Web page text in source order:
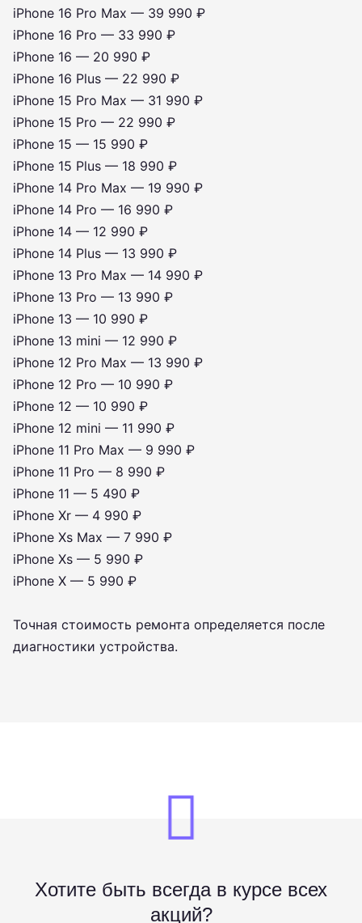
iPhone 16 Pro Max — 39 990 ₽
iPhone 16 Pro — 33 990 ₽
iPhone 16 — 20 990 ₽
iPhone 16 Plus — 22 990 ₽
iPhone 15 Pro Max — 31 990 ₽
iPhone 15 Pro — 22 990 ₽
iPhone 15 — 15 990 ₽
iPhone 15 Plus — 18 990 ₽
iPhone 14 Pro Max — 19 990 ₽
iPhone 14 Pro — 16 990 ₽
iPhone 14 — 12 990 ₽
iPhone 14 Plus — 13 990 ₽
iPhone 13 Pro Max — 14 990 ₽
iPhone 13 Pro — 13 990 ₽
iPhone 13 — 10 990 ₽
iPhone 13 mini — 12 990 ₽
iPhone 12 Pro Max — 13 990 ₽
iPhone 12 Pro — 10 990 ₽
iPhone 12 — 10 990 ₽
iPhone 12 mini — 11 990 ₽
iPhone 11 Pro Max — 9 990 ₽
iPhone 11 Pro — 8 990 ₽
iPhone 11 — 5 490 ₽
iPhone Xr — 4 990 ₽
iPhone Xs Max — 7 990 ₽
iPhone Xs — 5 990 ₽
iPhone X — 5 990 ₽
Точная стоимость ремонта определяется после
диагностики устройства.
Хотите быть всегда в курсе всех
акций?